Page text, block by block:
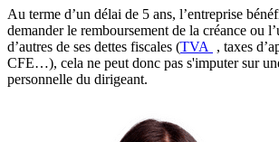
Au terme d’un délai de 5 ans, l’entreprise
demander le remboursement de la créance ou
d’autres de ses dettes fiscales (TVA
, taxes
CFE…), cela ne peut donc pas s'imputer sur
personnelle du dirigeant.